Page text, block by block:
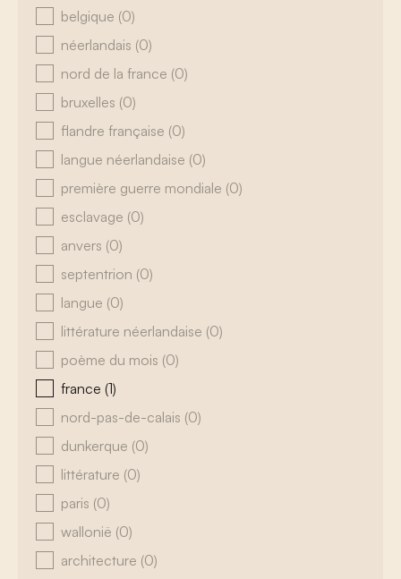
belgique (0)
néerlandais (0)
nord de la france (0)
bruxelles (0)
flandre française (0)
langue néerlandaise (0)
première guerre mondiale (0)
esclavage (0)
anvers (0)
septentrion (0)
langue (0)
littérature néerlandaise (0)
poème du mois (0)
france (1)
nord-pas-de-calais (0)
dunkerque (0)
littérature (0)
paris (0)
wallonië (0)
architecture (0)